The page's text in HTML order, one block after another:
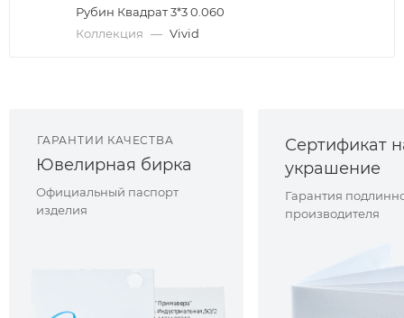
Рубин Квадрат 3*3 0.060
Коллекция — Vivid
ГАРАНТИИ КАЧЕСТВА
Ювелирная бирка
Официальный паспорт
изделия
Сертификат
украшение
Гарантия
производителя